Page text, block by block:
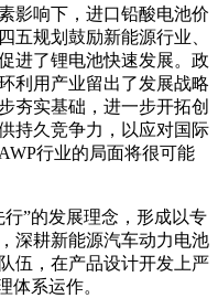
响下，进口铅酸电池价
五规划鼓励新能源行业、
进了锂电池快速发展。政
利用产业留出了发展战略
夯实基础，进一步开拓创
持久竞争力，以应对国际
行业的局面将很可能
”的发展理念，形成以专
深耕新能源汽车动力电池
伍，在产品设计开发上严
体系运作。